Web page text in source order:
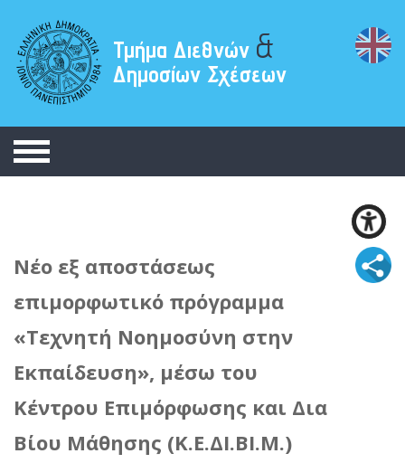
Τμήμα Διεθνών &
Δημοσίων Σχέσεων
Νέο εξ αποστάσεως
επιμορφωτικό πρόγραμμα
«Τεχνητή Νοημοσύνη στην
Εκπαίδευση», μέσω του
Κέντρου Επιμόρφωσης και Δια
Βίου Μάθησης (Κ.Ε.ΔΙ.ΒΙ.Μ.)